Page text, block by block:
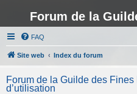
Forum de la
FAQ
Site web Index du forum
Forum de la Guilde des
d’utilisation